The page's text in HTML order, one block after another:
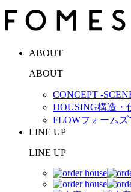
ABOUT
ABOUT
CONCEPT -
HOUSING構造・
FLOWフォームズ
LINE UP
LINE UP